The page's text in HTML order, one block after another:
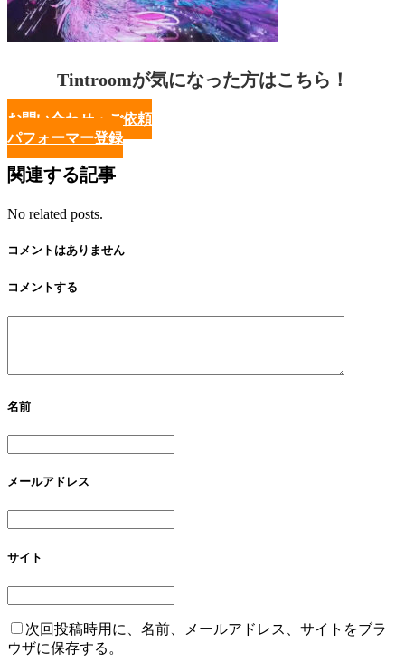
Tintroomが気になった方はこちら！
お問い合わせ・ご依頼
パフォーマー登録
関連する記事
No related posts.
コメントはありません
コメントする
名前
メールアドレス
サイト
次回投稿時用に、名前、メールアドレス、サイトをブラ
ウザに保存する。